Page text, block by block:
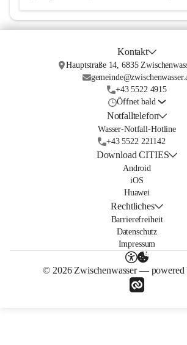
Kontakt
Hauptstraße 14, 6835
+43 5522 4915
Öffnet bald
Notfalltelefon
Wasser-Notfall-Hotline
+43 5522 221142
Download CITIES
Android
iOS
Huawei
Rechtliches
Barrierefreiheit
Datenschutz
Impressum
© 2026 Zwischenwasser — powered